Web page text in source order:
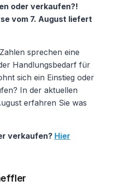
oder verkaufen?!
vom 7. August liefert
sprechen eine
Handlungsbedarf für
sich ein Einstieg oder
In der aktuellen
erfahren Sie was
verkaufen? Hier